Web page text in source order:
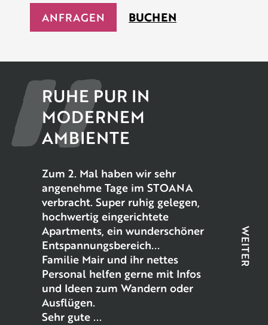
ANFRAGEN BUCHEN
RUHE PUR IN
MODERNEM
AMBIENTE
Zum 2. Mal haben wir sehr
angenehme Tage im STOANA
verbracht. Super ruhig gelegen,
hochwertig eingerichtete
Apartments, ein wunderschöner
Entspannungsbereich...
Familie Mair und ihr nettes
Personal helfen gerne mit Infos
und Ideen zum Wandern oder
Ausflügen.
Sehr gute ...
WEITER